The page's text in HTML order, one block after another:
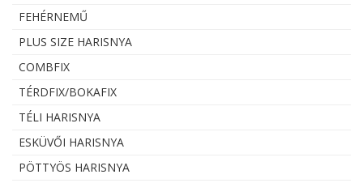
FEHÉRNEMŰ
PLUS SIZE HARISNYA
COMBFIX
TÉRDFIX/BOKAFIX
TÉLI HARISNYA
ESKÜVŐI HARISNYA
PÖTTYÖS HARISNYA